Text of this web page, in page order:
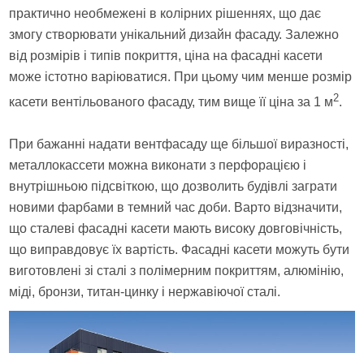
практично необмежені в колірних рішеннях, що дає
змогу створювати унікальний дизайн фасаду. Залежно
від розмірів і типів покриття, ціна на фасадні касети
може істотно варіюватися. При цьому чим менше розмір
касети вентільованого фасаду, тим вище її ціна за 1 м2.
При бажанні надати вентфасаду ще більшої виразності,
металлокассети можна виконати з перфорацією і
внутрішньою підсвіткою, що дозволить будівлі заграти
новими фарбами в темний час доби. Варто відзначити,
що сталеві фасадні касети мають високу довговічність,
що виправдовує їх вартість. Фасадні касети можуть бути
виготовлені зі сталі з полімерним покриттям, алюмінію,
міді, бронзи, титан-цинку і нержавіючої сталі.